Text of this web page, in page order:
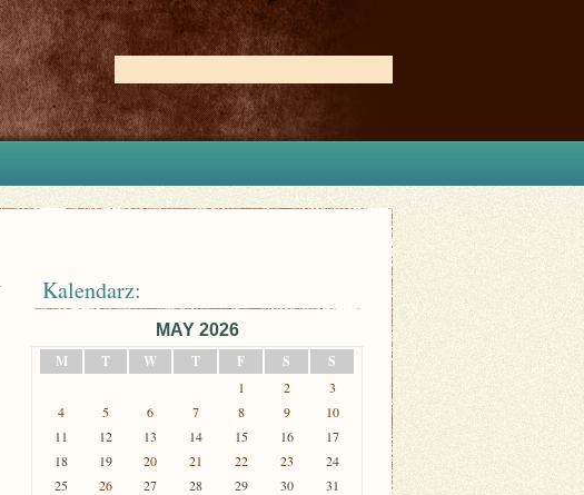
Kalendarz:
MAY 2026
M
T W T F S S
1 2
3
4
5 6 7 8 9
10
11
12 13 14 15 16
17
18
19 20 21 22 23
24
25
26 27 28 29 30 31